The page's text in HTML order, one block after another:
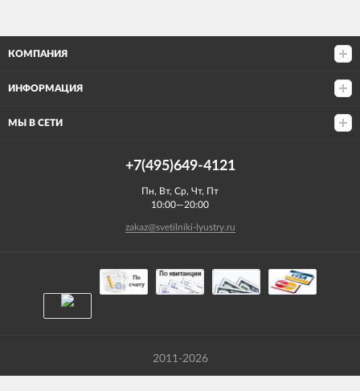
КОМПАНИЯ
ИНФОРМАЦИЯ
МЫ В СЕТИ
+7(495)649-4121
Пн, Вт, Ср, Чт, Пт
10:00—20:00
zakaz@svetilniki-lyustry.ru
2011-2026